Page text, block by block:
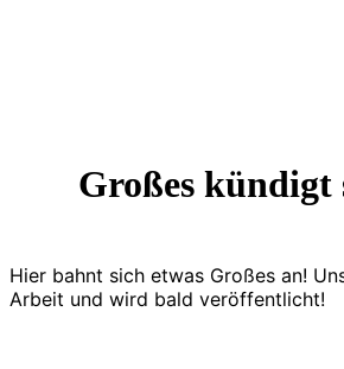
Großes kündigt
Hier bahnt sich etwas Großes an!
Arbeit und wird bald veröffentlicht!